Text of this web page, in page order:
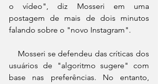
o vídeo", diz Mosseri em uma
postagem de mais de dois minutos
falando sobre o "novo Instagram".
usuários de "algoritmo sugere" com
base nas preferências. No entanto,